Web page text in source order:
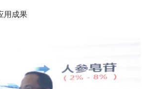
用成果